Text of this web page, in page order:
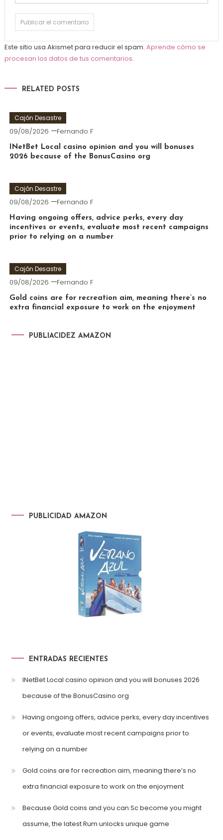
Este sitio usa Akismet para reducir el spam. Aprende cómo se
procesan los datos de tus comentarios.
RELATED POSTS
Cajón Desastre
09/08/2026 Fernando F
INetBet Local casino opinion and you will bonuses
2026 because of the BonusCasino org
Cajón Desastre
09/08/2026 Fernando F
Having ongoing offers, advice perks, every day
incentives or events, evaluate most recent campaigns
prior to relying on a number
Cajón Desastre
09/08/2026 Fernando F
Gold coins are for recreation aim, meaning there’s no
extra financial exposure to work on the enjoyment
PUBLIACIDEZ AMAZON
PUBLICIDAD AMAZON
ENTRADAS RECIENTES
INetBet Local casino opinion and you will bonuses 2026
because of the BonusCasino org
Having ongoing offers, advice perks, every day incentives
or events, evaluate most recent campaigns prior to
relying on a number
Gold coins are for recreation aim, meaning there’s no
extra financial exposure to work on the enjoyment
Because Gold coins and you can Sc become you might
assume, the latest Rum unlocks unique game